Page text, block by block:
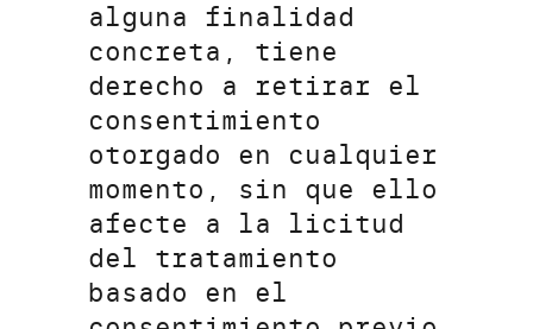
alguna finalidad
concreta, tiene
derecho a retirar el
consentimiento
otorgado en cualquier
momento, sin que ello
afecte a la licitud
del tratamiento
basado en el